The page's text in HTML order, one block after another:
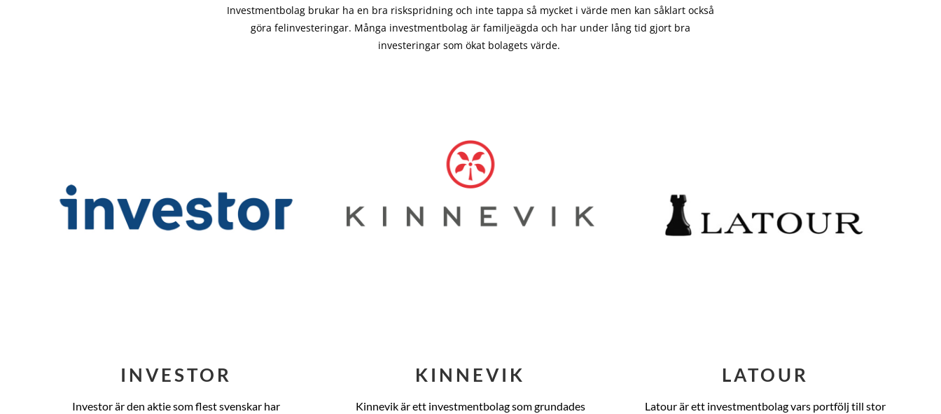
Investmentbolag brukar ha en bra riskspridning och inte tappa så mycket i värde men kan såklart också
göra felinvesteringar. Många investmentbolag är familjeägda och har under lång tid gjort bra
investeringar som ökat bolagets värde.
INVESTOR
Investor är den aktie som flest svenskar har
KINNEVIK
Kinnevik är ett investmentbolag som grundades
LATOUR
Latour är ett investmentbolag vars portfölj till stor